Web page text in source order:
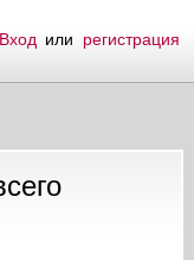
Вход или регистрация